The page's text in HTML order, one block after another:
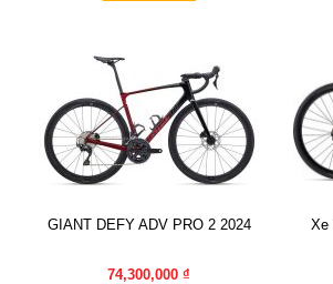
GIANT DEFY ADV PRO 2 2024
74,300,000 ₫
Xe